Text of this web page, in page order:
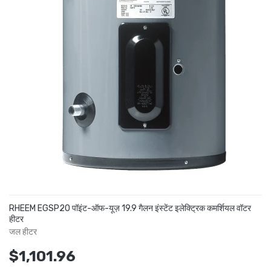
RHEEM EGSP20 पॉइंट-ऑफ-यूज़ 19.9 गैलन इंस्टेंट इलेक्ट्रिक कमर्शियल वॉटर
हीटर
जल हीटर
$1,101.96